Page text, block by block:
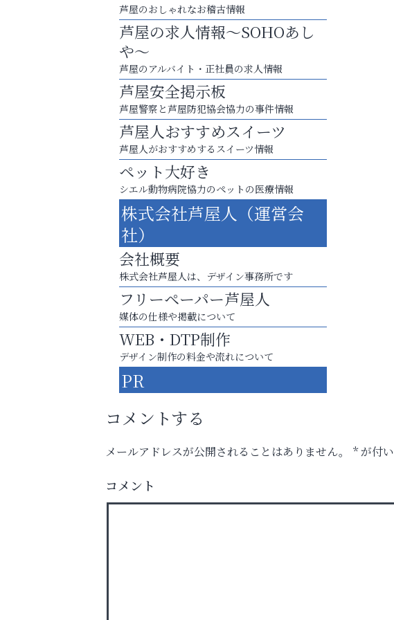
運動不足「動かない」を解消しませんか？
芦屋インターナショナルスク
ール
芦屋人~あしやびと~
芦屋のおしゃれなお稽古情報
芦屋の求人情報～SOHOあし
や～
芦屋のアルバイト・正社員の求人情報
芦屋安全掲示板
芦屋警察と芦屋防犯協会協力の事件情報
芦屋人おすすめスイーツ
芦屋人がおすすめするスイーツ情報
ペット大好き
シエル動物病院協力のペットの医療情報
株式会社芦屋人（運営会
社）
会社概要
株式会社芦屋人は、デザイン事務所です
フリーペーパー芦屋人
媒体の仕様や掲載について
WEB・DTP制作
デザイン制作の料金や流れについて
PR
コメントする
メールアドレスが公開されることはありません。 *が付
コメント